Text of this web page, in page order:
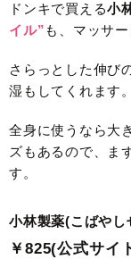
ドンキで買える小
イル”も、マッサ
さらっとした伸び
湿もしてくれます。
全身に使うなら大
ズもあるので、ま
す。
小林製薬(こばや
￥825(公式サイ